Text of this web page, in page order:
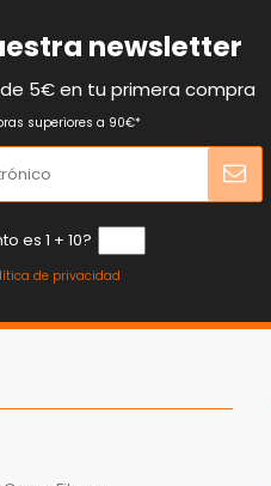
newsletter
5€ en tu primera compra
superiores a 90€*
es 1 + 10?
de privacidad